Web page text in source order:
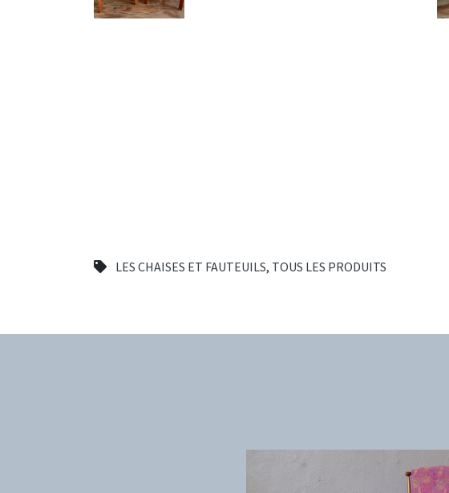
LES CHAISES ET FAUTEUILS, TOUS LES PRODUITS